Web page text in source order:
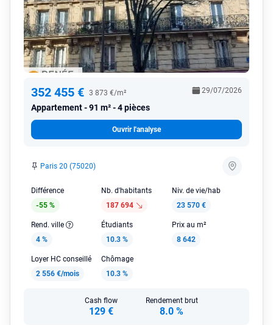
352 455 € 3 873 €/m²
Appartement 91 m² - 4 pièces
29/07/2026
Ouvrir l'analyse
Paris 20 (75020)
Différence
-55 %
Nb. d'habitants
187 694
Niv. de vie/hab
23 570 €
Rend. ville
4 %
Étudiants
10.3 %
Prix au m²
8 642
Loyer HC conseillé
2 556 €/mois
Chômage
10.3 %
Cash flow
129 €
Rendement brut
8.0 %